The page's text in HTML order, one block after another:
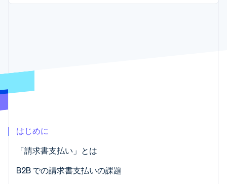
今後の予定を確認
Climate
カーボンリムーバル
オンライン本人確認
はじめに
「請求書支払い」とは
B2B での請求書支払いの課題